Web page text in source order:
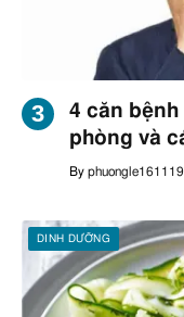
4 căn
phòng và
By
DINH DƯỠNG